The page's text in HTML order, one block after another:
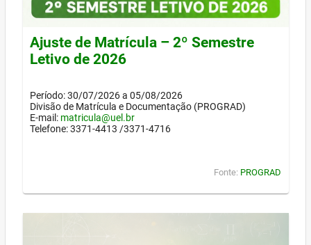
Ajuste de Matrícula – 2º Semestre
Letivo de 2026
Período: 30/07/2026 a 05/08/2026
Divisão de Matrícula e Documentação (PROGRAD)
E-mail: matricula@uel.br
Telefone: 3371-4413 /3371-4716
Fonte: PROGRAD